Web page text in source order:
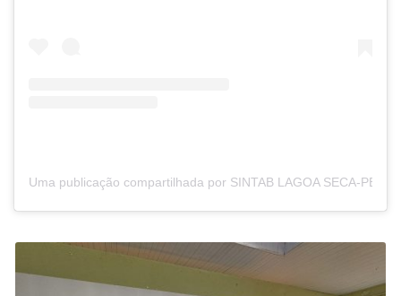
Uma publicação compartilhada por SINTAB LAGOA SECA-PB